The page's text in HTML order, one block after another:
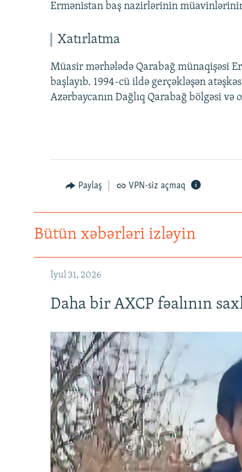
Ermənistan baş nazirlərinin
Xatırlatma
Müasir mərhələdə Qarabağ münaqişəsi
başlayıb. 1994-cü ildə gerçəkləşən
Azərbaycanın Dağlıq Qarabağ bölgəsi
Paylaş VPN-siz açmaq
Bütün xəbərləri izləyin
İyul 31, 2026
Daha bir AXCP fəalının